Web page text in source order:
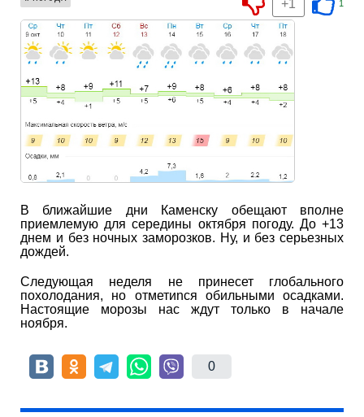
1
+1
В ближайшие дни Каменску обещают вполне
приемлемую для середины октября погоду. До +13
днем и без ночных заморозков. Ну, и без серьезных
дождей.
Следующая неделя не принесет глобального
похолодания, но отметиnся обильными осадками.
Настоящие морозы нас ждут только в начале
ноября.
0